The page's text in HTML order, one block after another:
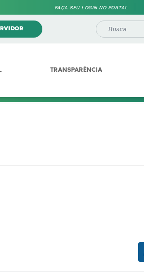
FAÇA SEU LOGIN NO PORTAL
TRANSPARÊNCIA